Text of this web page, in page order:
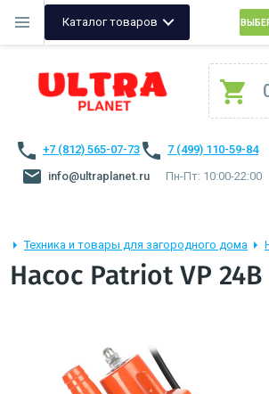
Каталог товаров
+7 (812) 565-07-73
7 (499) 110-59-84
info@ultraplanet.ru
Пн-Пт: 10:00-22:00
Техника и товары для загородного дома
Насос Patriot VP 24В